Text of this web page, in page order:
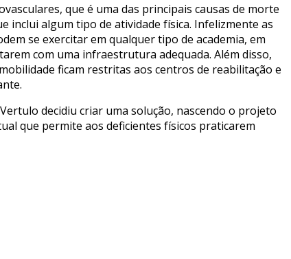
que é uma das principais causas de morte
inclui algum tipo de atividade física. Infelizmente as
se exercitar em qualquer tipo de academia, em
com uma infraestrutura adequada. Além disso,
ficam restritas aos centros de reabilitação e
decidiu criar uma solução, nascendo o projeto
que permite aos deficientes físicos praticarem